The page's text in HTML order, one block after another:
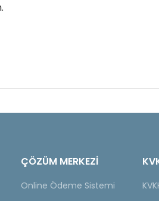
ÇÖZÜM MERKEZİ
Online Ödeme Sistemi